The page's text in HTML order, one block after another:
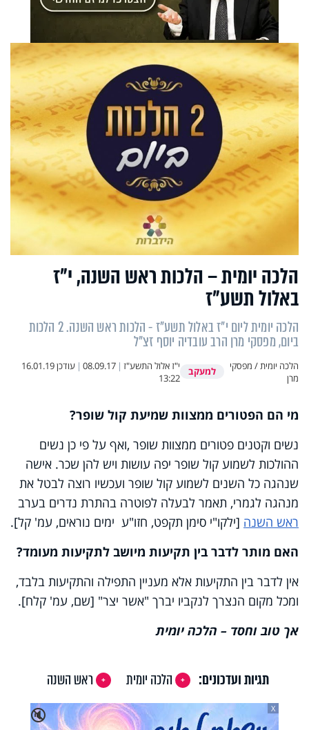
הלכה יומית – הלכות ראש השנה, י"ז
באלול תשע"ז
הלכה יומית ליום י"ז באלול תשע"ז - הלכות ראש השנה. 2 הלכות
ביום, מפסקי מרן הרב עובדיה יוסף זצ"ל
הלכה יומית / מפסקי
מרן
למעקב י"ז אלול התשע"ז |
08.09.17
| עודכן16.01.19
13:22
מי הם הפטורים ממצוות שמיעת קול שופר?
נשים וקטנים פטורים ממצוות שופר ,ואף על פי כן נשים
ההולכות לשמוע קול שופר יפה עושות ויש להן שכר. אישה
שנהגה כל השנים לשמוע קול שופר ועכשיו רוצה לבטל את
מנהגה לגמרי, תאמר לבעלה לפוטרה בהתרת נדרים בערב
ראש השנה [ילקו"י סימן תקפט, חזו"ע ימים נוראים, עמ' קל].
האם מותר לדבר בין תקיעות מיושב לתקיעות מעומד?
אין לדבר בין התקיעות אלא מעניין התפילה והתקיעות בלבד,
ומכל מקום הנצרך לנקביו יברך "אשר יצר" [שם, עמ' קלח].
אך טוב וחסד – הלכה יומית
תגיות ועדכונים: הלכה יומית
ראש השנה
🔇
X